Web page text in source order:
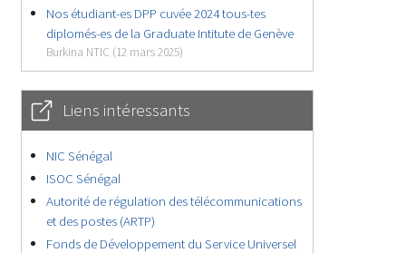
Nos étudiant-es DPP cuvée 2024 tous-tes
diplomés-es de la Graduate Intitute de Genève
Burkina NTIC (12 mars 2025)
Liens intéressants
NIC Sénégal
ISOC Sénégal
Autorité de régulation des télécommunications
et des postes (ARTP)
Fonds de Développement du Service Universel